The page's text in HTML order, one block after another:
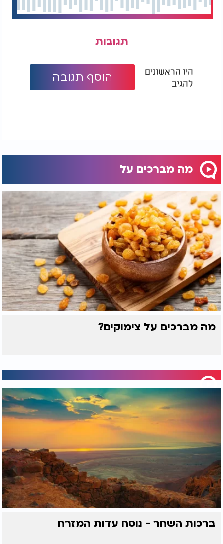
ברכה על טבילת כלים: האם מברכים על טבילת כלים? |
סוד הברכה - הרב רביד נגר:
תגובות
היו הראשונים
להגיב
הוסף תגובה
מה מברכים על
מה מברכים על צימוקים?
ברכות השחר - נוסח עדות המזרח